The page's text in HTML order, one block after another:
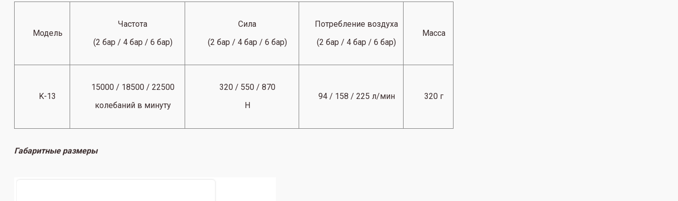
Модель
Частота
(2 бар / 4 бар / 6 бар)
Сила
(2 бар / 4 бар / 6 бар)
Потребление воздуха
(2 бар / 4 бар / 6 бар)
Масса
K-13
15000 / 18500 / 22500
колебаний в минуту
320 / 550 / 870
Н
94 / 158 / 225 л/мин 320 г
Габаритные размеры